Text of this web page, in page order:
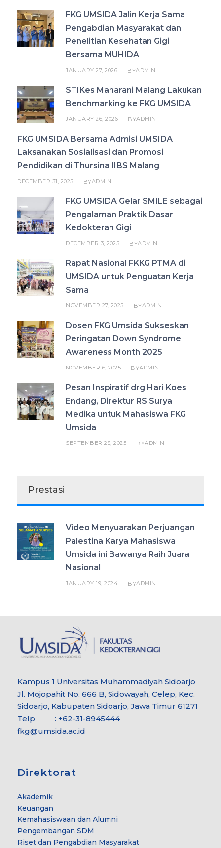
FKG UMSIDA Jalin Kerja Sama
Pengabdian Masyarakat dan
Penelitian Kesehatan Gigi
Bersama MUHIDA
JANUARY 27, 2026 BYADMIN
STIKes Maharani Malang Lakukan
Benchmarking ke FKG UMSIDA
JANUARY 26, 2026 BYADMIN
FKG UMSIDA Bersama Admisi UMSIDA
Laksanakan Sosialisasi dan Promosi
Pendidikan di Thursina IIBS Malang
DECEMBER 31, 2025 BYADMIN
FKG UMSIDA Gelar SMILE sebagai
Pengalaman Praktik Dasar
Kedokteran Gigi
DECEMBER 3, 2025 BYADMIN
Rapat Nasional FKKG PTMA di
UMSIDA untuk Penguatan Kerja
Sama
NOVEMBER 27, 2025 BYADMIN
Dosen FKG Umsida Sukseskan
Peringatan Down Syndrome
Awareness Month 2025
NOVEMBER 6, 2025 BYADMIN
Pesan Inspiratif drg Hari Koes
Endang, Direktur RS Surya
Medika untuk Mahasiswa FKG
Umsida
SEPTEMBER 29, 2025 BYADMIN
Prestasi
Video Menyuarakan Perjuangan
Palestina Karya Mahasiswa
Umsida ini Bawanya Raih Juara
Nasional
JANUARY 19, 2024 BYADMIN
Kampus 1 Universitas Muhammadiyah Sidoarjo
Jl. Mojopahit No. 666 B, Sidowayah, Celep, Kec.
Sidoarjo, Kabupaten Sidoarjo, Jawa Timur 61271
Telp : +62-31-8945444
fkg@umsida.ac.id
Direktorat
Akademik
Keuangan
Kemahasiswaan dan Alumni
Pengembangan SDM
Riset dan Pengabdian Masyarakat